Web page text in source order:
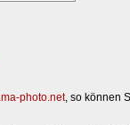
photo.net, so können